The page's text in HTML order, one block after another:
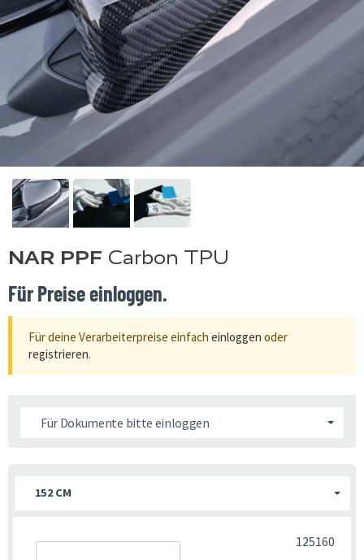
NAR PPF Carbon TPU
Für Preise einloggen.
Für deine Verarbeiterpreise einfach einloggen oder
registrieren.
Für Dokumente bitte einloggen
152 CM
125160